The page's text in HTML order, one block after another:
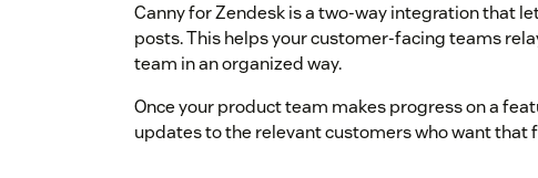
Canny for Zendesk is a two-way integration that
posts. This helps your customer-facing teams
team in an organized way.
Once your product team makes progress on a
updates to the relevant customers who want that